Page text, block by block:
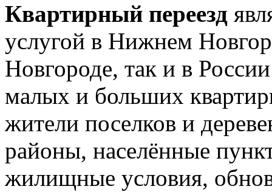
Квартирный переезд
услугой в Нижнем
Новгороде, так и в
малых и больших
жители поселков и
районы, населённые
жилищные условия,